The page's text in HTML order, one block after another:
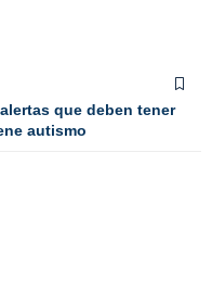
que deben tener
autismo